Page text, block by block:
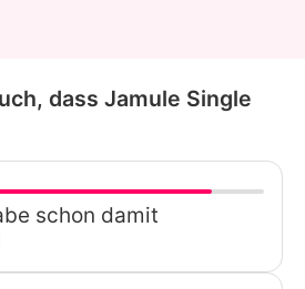
dass Jamule Single
schon damit